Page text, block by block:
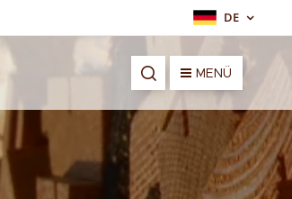
DE
MENÜ